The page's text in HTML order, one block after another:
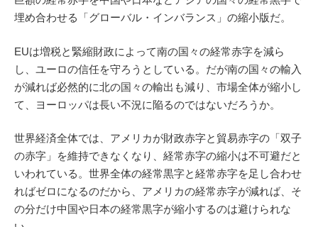
埋め合わせる「グローバル・インバランス」の縮小版だ。
EUは増税と緊縮財政によって南の国々の経常赤字を減ら
し、ユーロの信任を守ろうとしている。だが南の国々の輸入
が減れば必然的に北の国々の輸出も減り、市場全体が縮小し
て、ヨーロッパは長い不況に陥るのではないだろうか。
世界経済全体では、アメリカが財政赤字と貿易赤字の「双子
の赤字」を維持できなくなり、経常赤字の縮小は不可避だと
いわれている。世界全体の経常黒字と経常赤字を足し合わせ
ればゼロになるのだから、アメリカの経常赤字が減れば、そ
の分だけ中国や日本の経常黒字が縮小するのは避けられな